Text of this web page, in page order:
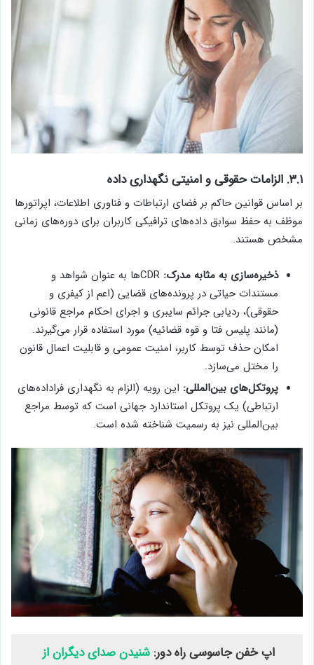
۳.۱. الزامات حقوقی و امنیتی نگهداری داده
بر اساس قوانین حاکم بر فضای ارتباطات و فناوری اطلاعات، اپراتورها
موظف به حفظ سوابق داده‌های ترافیکی کاربران برای دوره‌های زمانی
مشخص هستند.
ذخیره‌سازی به مثابه مدرک:
CDRها به عنوان شواهد و
مستندات حیاتی در پرونده‌های قضایی (اعم از کیفری و
حقوقی)، ردیابی جرائم سایبری و اجرای احکام مراجع قانونی
(مانند پلیس فتا و قوه قضائیه) مورد استفاده قرار می‌گیرند.
امکان حذف توسط کاربر، امنیت عمومی و قابلیت اعمال قانون
را مختل می‌سازد.
پروتکل‌های بین‌المللی: این رویه (الزام به نگهداری فراداده‌های
ارتباطی) یک پروتکل استاندارد جهانی است که توسط مراجع
بین‌المللی نیز به رسمیت شناخته شده است.
اپ خفن جاسوسی راه دور: شنیدن صدای دیگران از